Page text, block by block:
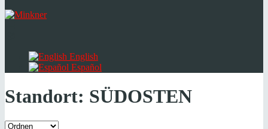
English
Español
Standort: SÜDOSTEN